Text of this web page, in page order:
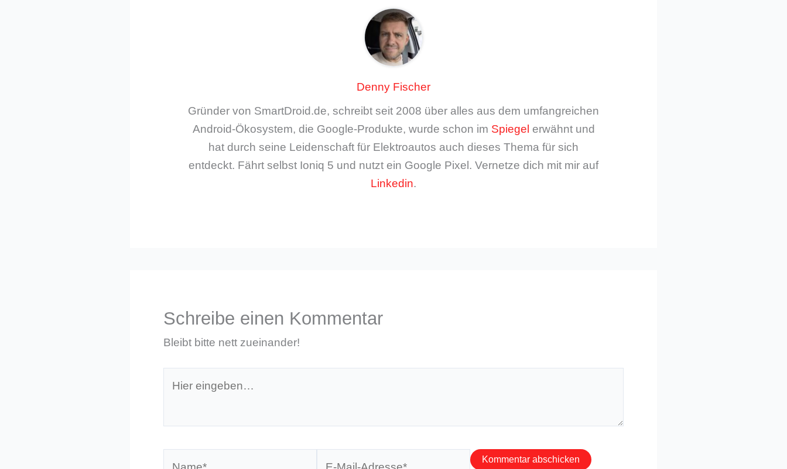
Denny Fischer
Gründer von SmartDroid.de, schreibt seit 2008 über alles aus dem umfangreichen
Android-Ökosystem, die Google-Produkte, wurde schon im Spiegel erwähnt und
hat durch seine Leidenschaft für Elektroautos auch dieses Thema für sich
entdeckt. Fährt selbst Ioniq 5 und nutzt ein Google Pixel. Vernetze dich mit mir auf
Linkedin.
Schreibe einen Kommentar
Bleibt bitte nett zueinander!
eingeben…